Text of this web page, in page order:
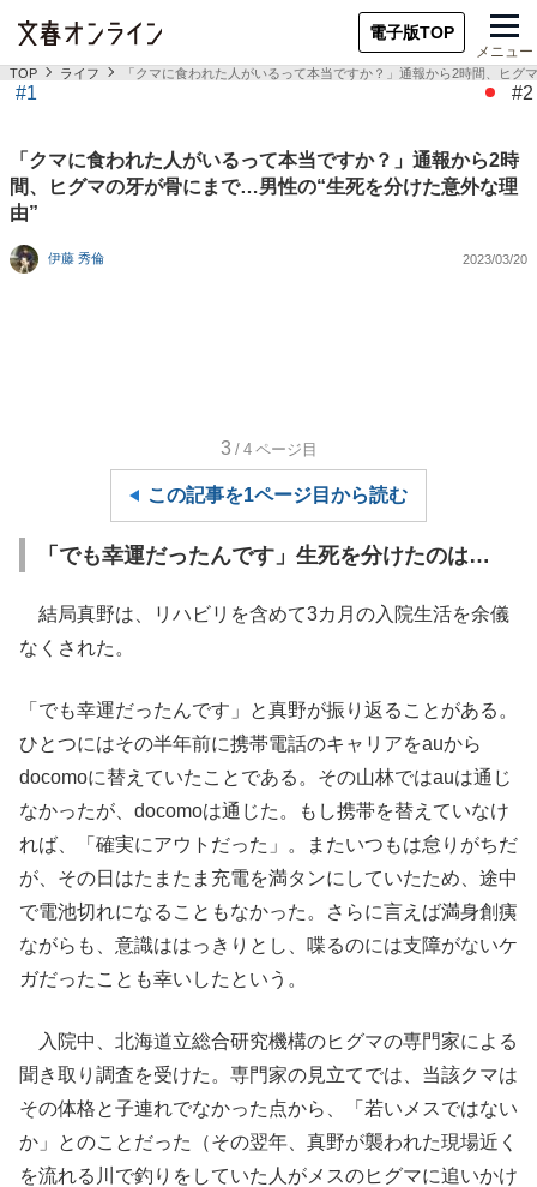
電子版TOP
メニュー
TOP ライフ 「クマに食われた人がいるって本当ですか？」通報から2時間、ヒ
#1 #2
「クマに食われた人がいるって本当ですか？」通報から2時
間、ヒグマの牙が骨にまで…男性の“生死を分けた意外な理
由”
伊藤 秀倫 2023/03/20
3 /4 ページ目
この記事を1ページ目から読む
「でも幸運だったんです」生死を分けたのは…
結局真野は、リハビリを含めて3カ月の入院生活を余儀
なくされた。
「でも幸運だったんです」と真野が振り返ることがある。
ひとつにはその半年前に携帯電話のキャリアをauから
docomoに替えていたことである。その山林ではauは通じ
なかったが、docomoは通じた。もし携帯を替えていなけ
れば、「確実にアウトだった」。またいつもは怠りがちだ
が、その日はたまたま充電を満タンにしていたため、途中
で電池切れになることもなかった。さらに言えば満身創痍
ながらも、意識ははっきりとし、喋るのには支障がないケ
ガだったことも幸いしたという。
入院中、北海道立総合研究機構のヒグマの専門家による
聞き取り調査を受けた。専門家の見立てでは、当該クマは
その体格と子連れでなかった点から、「若いメスではない
か」とのことだった（その翌年、真野が襲われた現場近く
を流れる川で釣りをしていた人がメスのヒグマに追いかけ